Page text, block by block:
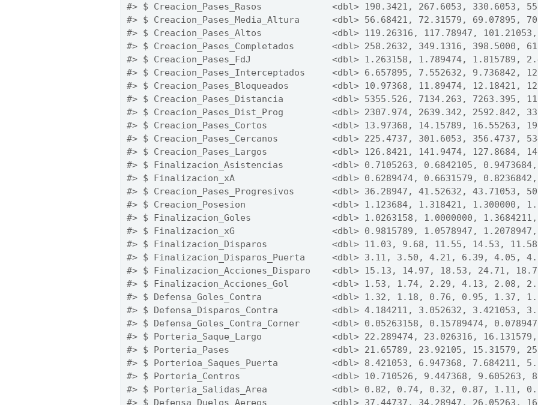
#> $ Creacion_Pases_Rasos             <dbl> 190.3421, 267.6053, 330.6053,
#> $ Creacion_Pases_Media_Altura      <dbl> 56.68421, 72.31579, 69.07895,
#> $ Creacion_Pases_Altos             <dbl> 119.26316, 117.78947,
#> $ Creacion_Pases_Completados       <dbl> 258.2632, 349.1316, 398.5000,
#> $ Creacion_Pases_FdJ               <dbl> 1.263158, 1.789474, 1.815789,
#> $ Creacion_Pases_Interceptados     <dbl> 6.657895, 7.552632, 9.736842,
#> $ Creacion_Pases_Bloqueados        <dbl> 10.97368, 11.89474, 12.18421,
#> $ Creacion_Pases_Distancia         <dbl> 5355.526, 7134.263, 7263.395,
#> $ Creacion_Pases_Dist_Prog         <dbl> 2307.974, 2639.342, 2592.842,
#> $ Creacion_Pases_Cortos            <dbl> 13.97368, 14.15789, 16.55263,
#> $ Creacion_Pases_Cercanos          <dbl> 225.4737, 301.6053, 356.4737,
#> $ Creacion_Pases_Largos            <dbl> 126.8421, 141.9474, 127.8684,
#> $ Finalizacion_Asistencias         <dbl> 0.7105263, 0.6842105,
#> $ Finalizacion_xA                  <dbl> 0.6289474, 0.6631579, 0.8236842,
#> $ Creacion_Pases_Progresivos       <dbl> 36.28947, 41.52632, 43.71053,
#> $ Creacion_Posesion                <dbl> 1.123684, 1.318421, 1.300000,
#> $ Finalizacion_Goles               <dbl> 1.0263158, 1.0000000,
#> $ Finalizacion_xG                  <dbl> 0.9815789, 1.0578947, 1.2078947,
#> $ Finalizacion_Disparos            <dbl> 11.03, 9.68, 11.55, 14.53,
#> $ Finalizacion_Disparos_Puerta     <dbl> 3.11, 3.50, 4.21, 6.39, 4.05,
#> $ Finalizacion_Acciones_Disparo    <dbl> 15.13, 14.97, 18.53, 24.71,
#> $ Finalizacion_Acciones_Gol        <dbl> 1.53, 1.74, 2.29, 4.13, 2.08,
#> $ Defensa_Goles_Contra             <dbl> 1.32, 1.18, 0.76, 0.95, 1.37,
#> $ Defensa_Disparos_Contra          <dbl> 4.184211, 3.052632, 3.421053,
#> $ Defensa_Goles_Contra_Corner      <dbl> 0.05263158, 0.15789474,
#> $ Porteria_Saque_Largo             <dbl> 22.289474, 23.026316,
#> $ Porteria_Pases                   <dbl> 21.65789, 23.92105, 15.31579,
#> $ Porterioa_Saques_Puerta          <dbl> 8.421053, 6.947368, 7.684211,
#> $ Porteria_Centros                 <dbl> 10.710526, 9.447368, 9.605263,
#> $ Porteria_Salidas_Area            <dbl> 0.82, 0.74, 0.32, 0.87, 1.11,
#> $ Defensa_Duelos_Aereos            <dbl> 37.44737, 34.28947, 26.05263,